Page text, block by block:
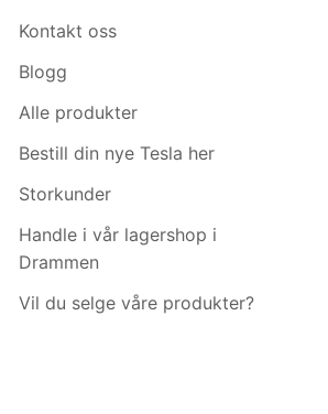
Kontakt oss
Blogg
Alle produkter
Bestill din nye Tesla her
Storkunder
Handle i vår lagershop i
Drammen
Vil du selge våre produkter?